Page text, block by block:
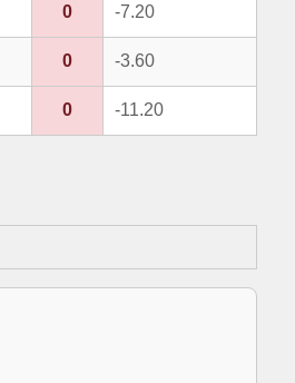
0 -7.20
0 -3.60
0 -11.20